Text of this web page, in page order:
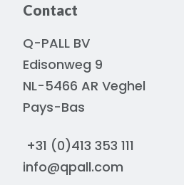
Contact
Q-PALL BV
Edisonweg 9
NL-5466 AR Veghel
Pays-Bas
+31 (0)413 353 111
info@qpall.com